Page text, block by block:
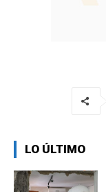
LO ÚLTIMO